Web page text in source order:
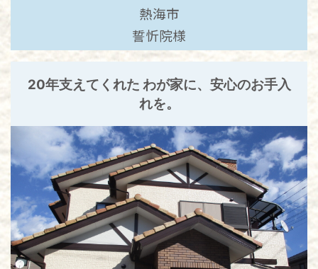
熱海市
誓忻院様
20年支えてくれた わが家に、安心のお手入
れを。